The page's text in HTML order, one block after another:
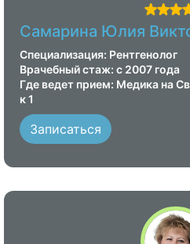
Самарина Юлия
Специализация: Рентгенолог
Врачебный стаж: с 2007 года
Где ведет прием: Медика на
к 1
Записаться